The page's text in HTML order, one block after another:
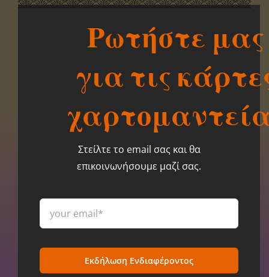
Ρωτήστε μας
για τις
Στείλτε το email σας και θα
επικοινωνήσουμε μαζί σας.
Εκδήλωση Ενδιαφέροντος